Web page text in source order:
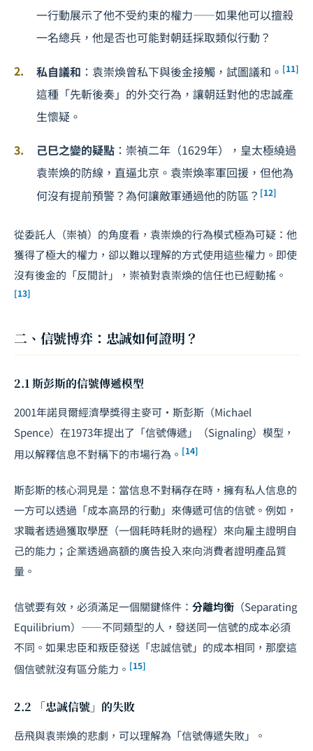
一行動展示了他不受約束的權力——如果他可以擅殺
一名總兵，他是否也可能對朝廷採取類似行動？
私自議和 ：袁崇煥曾私下與後金接觸，試圖議和。 [11]
這種「先斬後奏」的外交行為，讓朝廷對他的忠誠產
生懷疑。
己巳之變的疑點 ：崇禎二年（1629年），皇太極繞過
袁崇煥的防線，直逼北京。袁崇煥率軍回援，但他為
何沒有提前預警？為何讓敵軍通過他的防區？ [12]
從委託人（崇禎）的角度看，袁崇煥的行為模式極為可疑：他
獲得了極大的權力，卻以難以理解的方式使用這些權力。即使
沒有後金的「反間計」，崇禎對袁崇煥的信任也已經動搖。
[13]
二、信號博弈：忠誠如何證明？
2.1 斯彭斯的信號傳遞模型
2001年諾貝爾經濟學獎得主麥可·斯彭斯（Michael
Spence）在1973年提出了「信號傳遞」（Signaling）模型，
用以解釋信息不對稱下的市場行為。 [14]
斯彭斯的核心洞見是：當信息不對稱存在時，擁有私人信息的
一方可以透過「成本高昂的行動」來傳遞可信的信號。例如，
求職者透過獲取學歷（一個耗時耗財的過程）來向雇主證明自
己的能力；企業透過高額的廣告投入來向消費者證明產品質
量。
信號要有效，必須滿足一個關鍵條件： 分離均衡 （Separating
Equilibrium）——不同類型的人，發送同一信號的成本必須
不同。如果忠臣和叛臣發送「忠誠信號」的成本相同，那麼這
個信號就沒有區分能力。 [15]
2.2 「忠誠信號」的失敗
岳飛與袁崇煥的悲劇，可以理解為「信號傳遞失敗」。